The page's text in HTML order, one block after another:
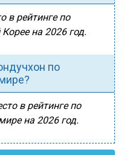
в рейтинге по
на 2026 год.
по
в рейтинге по
на 2026 год.